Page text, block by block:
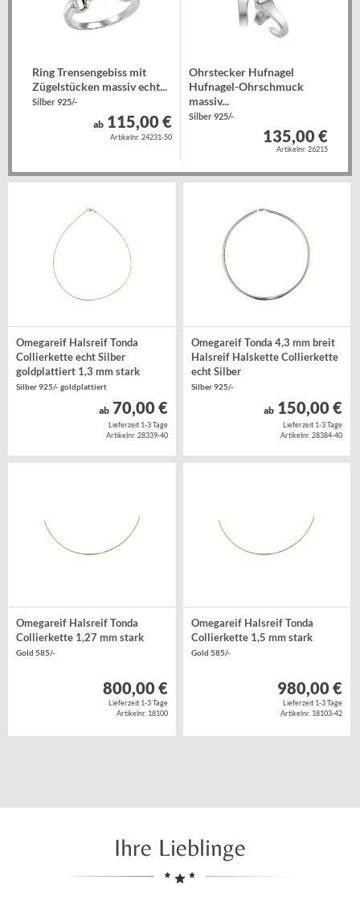
Ring Trensengebiss mit
Zügelstücken massiv echt...
Silber 925/-
ab115,00 €
Artikelnr. 24231-50
Ohrstecker Hufnagel
Hufnagel-Ohrschmuck
massiv...
Silber 925/-
135,00 €
Artikelnr. 26215
Omegareif Halsreif Tonda
Collierkette echt Silber
goldplattiert 1,3 mm stark
Silber 925/- goldplattiert
ab70,00 €
Lieferzeit 1-3 Tage
Artikelnr. 28339-40
Omegareif Tonda 4,3 mm breit
Halsreif Halskette Collierkette
echt Silber
Silber 925/-
ab 150,00 €
Lieferzeit 1-3 Tage
Artikelnr. 28384-40
Omegareif Halsreif Tonda
Collierkette 1,27 mm stark
Gold 585/-
800,00 €
Lieferzeit 1-3 Tage
Artikelnr. 18100
Omegareif Halsreif Tonda
Collierkette 1,5 mm stark
Gold 585/-
980,00 €
Lieferzeit 1-3 Tage
Artikelnr. 18103-42
Ihre Lieblinge